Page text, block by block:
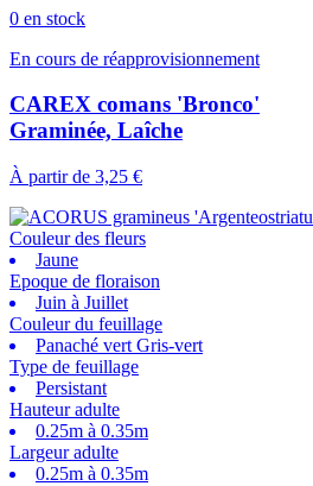
0 en stock
En cours de réapprovisionnement
CAREX comans 'Bronco'
Graminée, Laîche
À partir de 3,25 €
Couleur des fleurs
Jaune
Epoque de floraison
Juin à Juillet
Couleur du feuillage
Panaché vert Gris-vert
Type de feuillage
Persistant
Hauteur adulte
0.25m à 0.35m
Largeur adulte
0.25m à 0.35m